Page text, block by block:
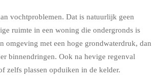
vochtproblemen. Dat is natuurlijk geen
ruimte in een woning die ondergronds is
omgeving met een hoge grondwaterdruk, dan
binnendringen. Ook na hevige regenval
zelfs plassen opduiken in de kelder.